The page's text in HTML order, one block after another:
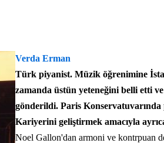
Verda Erman
Türk piyanist. Müzik öğrenimine
zamanda üstün yeteneğini belli etti ve
gönderildi. Paris
Kariyerini geliştirmek amacıyla
Noel Gallon'dan armoni ve kontrpuan